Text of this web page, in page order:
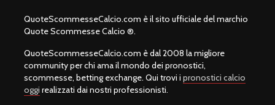
QuoteScommesseCalcio.com è il sito ufficiale del marchio
Quote Scommesse Calcio ®.
QuoteScommesseCalcio.com è dal 2008 la migliore
community per chi ama il mondo dei pronostici,
scommesse, betting exchange. Qui trovi i pronostici calcio
oggi realizzati dai nostri professionisti.